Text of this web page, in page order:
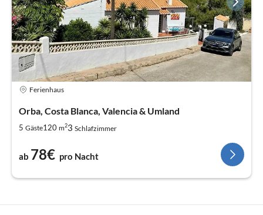
Ferienhaus
Orba, Costa Blanca, Valencia & Umland
5 Gäste120 m23 Schlafzimmer
ab 78€ pro Nacht